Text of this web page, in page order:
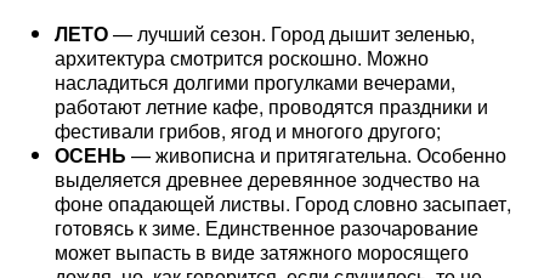
ЛЕТО— лучший сезон. Город дышит зеленью,
архитектура смотрится роскошно. Можно
насладиться долгими прогулками вечерами,
работают летние кафе, проводятся праздники и
фестивали грибов, ягод и многого другого;
ОСЕНЬ — живописна и притягательна. Особенно
выделяется древнее деревянное зодчество на
фоне опадающей листвы. Город словно засыпает,
готовясь к зиме. Единственное разочарование
может выпасть в виде затяжного моросящего